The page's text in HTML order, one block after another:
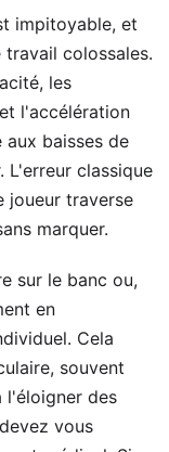
impitoyable, et
travail colossales.
les
l'accélération
baisses de
L'erreur classique
joueur traverse
marquer.
sur le banc ou,
en
Cela
souvent
l'éloigner des
vous